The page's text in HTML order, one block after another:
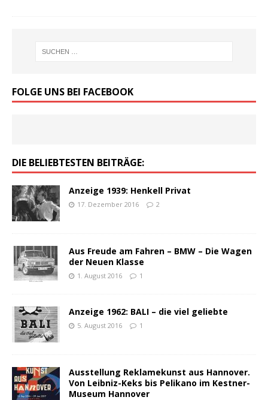
FOLGE UNS BEI FACEBOOK
DIE BELIEBTESTEN BEITRÄGE:
Anzeige 1939: Henkell Privat
17. Dezember 2016 2
Aus Freude am Fahren – BMW – Die Wagen
der Neuen Klasse
1. August 2016 1
Anzeige 1962: BALI – die viel geliebte
5. August 2016 1
Ausstellung Reklamekunst aus Hannover.
Von Leibniz-Keks bis Pelikano im Kestner-
Museum Hannover